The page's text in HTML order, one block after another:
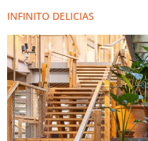
INFINITO DELICIAS